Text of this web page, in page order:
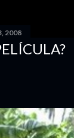
2008